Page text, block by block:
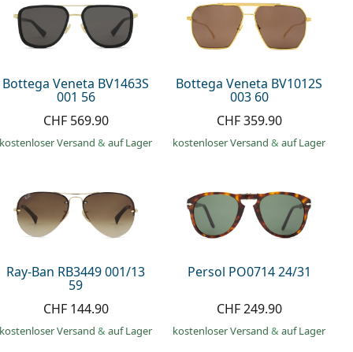
Bottega Veneta BV1463S
001 56
CHF 569.90
kostenloser Versand& auf Lager
Bottega Veneta BV1012S
003 60
CHF 359.90
kostenloser Versand& auf Lager
Ray-Ban RB3449 001/13
59
CHF 144.90
kostenloser Versand& auf Lager
Persol PO0714 24/31
CHF 249.90
kostenloser Versand& auf Lager